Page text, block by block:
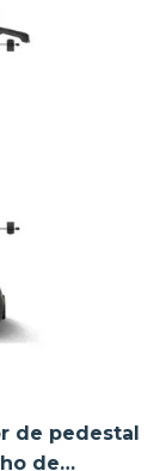
de pedestal
de